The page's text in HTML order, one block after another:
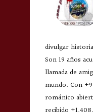
divulgar
Son 19 años
llamada de
mundo. Con
románico